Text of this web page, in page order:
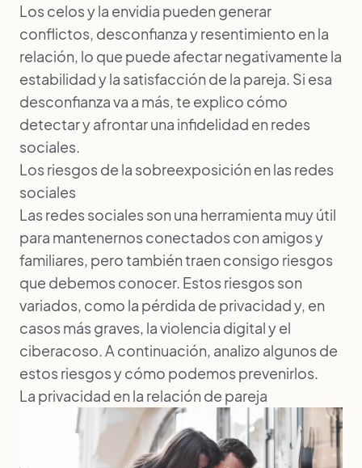
Los celos y la envidia pueden generar
conflictos, desconfianza y resentimiento en la
relación, lo que puede afectar negativamente la
estabilidad y la satisfacción de la pareja. Si esa
desconfianza va a más, te explico cómo
detectar y afrontar una infidelidad en redes
sociales.
Los riesgos de la sobreexposición en las redes
sociales
Las redes sociales son una herramienta muy útil
para mantenernos conectados con amigos y
familiares, pero también traen consigo riesgos
que debemos conocer. Estos riesgos son
variados, como la pérdida de privacidad y, en
casos más graves, la violencia digital y el
ciberacoso. A continuación, analizo algunos de
estos riesgos y cómo podemos prevenirlos.
La privacidad en la relación de pareja